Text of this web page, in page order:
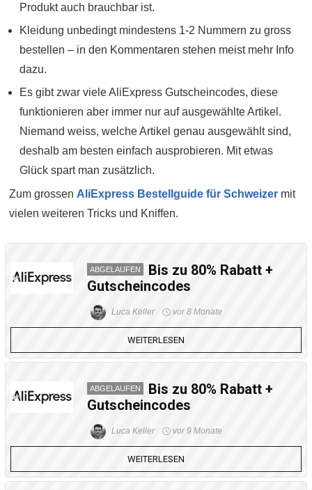
Produkt auch brauchbar ist.
Kleidung unbedingt mindestens 1-2 Nummern zu gross
bestellen – in den Kommentaren stehen meist mehr Info
dazu.
Es gibt zwar viele AliExpress Gutscheincodes, diese
funktionieren aber immer nur auf ausgewählte Artikel.
Niemand weiss, welche Artikel genau ausgewählt sind,
deshalb am besten einfach ausprobieren. Mit etwas
Glück spart man zusätzlich.
Zum grossen AliExpress Bestellguide für Schweizer mit
vielen weiteren Tricks und Kniffen.
ABGELAUFEN
Bis zu 80% Rabatt +
Gutscheincodes
Luca Keller vor 8 Monate
WEITERLESEN
ABGELAUFEN
Bis zu 80% Rabatt +
Gutscheincodes
Luca Keller vor 9 Monate
WEITERLESEN